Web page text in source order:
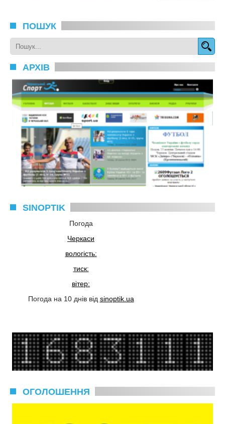
ПОШУК
АРХІВ
SINOPTIK
Погода
Черкаси
вологість:
тиск:
вітер:
Погода на 10 днів від sinoptik.ua
ОГОЛОШЕННЯ